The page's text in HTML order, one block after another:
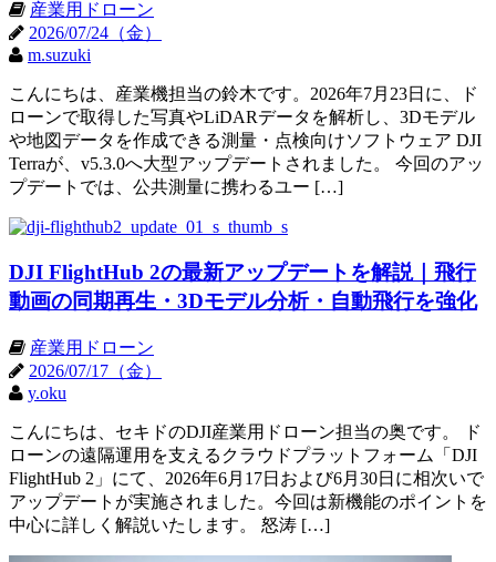
産業用ドローン
2026/07/24（金）
m.suzuki
こんにちは、産業機担当の鈴木です。2026年7月23日に、ド
ローンで取得した写真やLiDARデータを解析し、3Dモデル
や地図データを作成できる測量・点検向けソフトウェア DJI
Terraが、v5.3.0へ大型アップデートされました。 今回のアッ
プデートでは、公共測量に携わるユー […]
DJI FlightHub 2の最新アップデートを解説｜飛行
動画の同期再生・3Dモデル分析・自動飛行を強化
産業用ドローン
2026/07/17（金）
y.oku
こんにちは、セキドのDJI産業用ドローン担当の奥です。 ド
ローンの遠隔運用を支えるクラウドプラットフォーム「DJI
FlightHub 2」にて、2026年6月17日および6月30日に相次いで
アップデートが実施されました。今回は新機能のポイントを
中心に詳しく解説いたします。 怒涛 […]